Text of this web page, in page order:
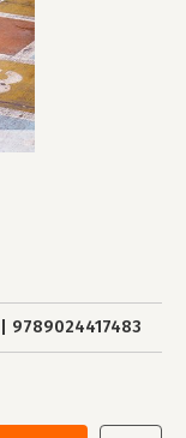
9789024417483